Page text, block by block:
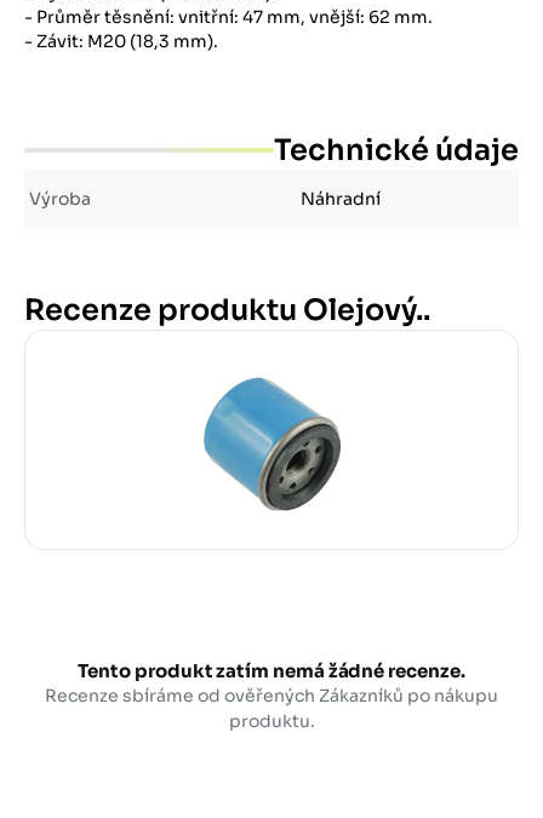
- Průměr těsnění: vnitřní: 47 mm, vnější: 62 mm.
- Závit: M20 (18,3 mm).
Technické údaje
Výroba Náhradní
Recenze produktu Olejový..
Tento produkt zatím nemá žádné recenze.
Recenze sbíráme od ověřených Zákazníků po nákupu
produktu.